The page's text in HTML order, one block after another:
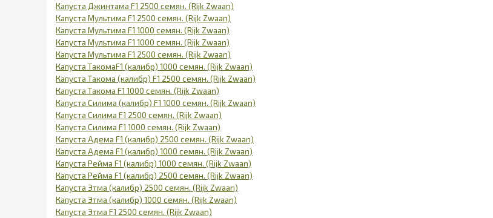
Капуста Джинтама F1 2500 семян. (Rijk Zwaan)
Капуста Мультима F1 2500 семян. (Rijk Zwaan)
Капуста Мультима F1 1000 семян. (Rijk Zwaan)
Капуста Мультима F1 1000 семян. (Rijk Zwaan)
Капуста Мультима F1 2500 семян. (Rijk Zwaan)
Капуста ТакомаF1 (калибр) 1000 семян. (Rijk Zwaan)
Капуста Такома (калибр) F1 2500 семян. (Rijk Zwaan)
Капуста Такома F1 1000 семян. (Rijk Zwaan)
Капуста Силима (калибр) F1 1000 семян. (Rijk Zwaan)
Капуста Силима F1 2500 семян. (Rijk Zwaan)
Капуста Силима F1 1000 семян. (Rijk Zwaan)
Капуста Адема F1 (калибр) 2500 семян. (Rijk Zwaan)
Капуста Адема F1 (калибр) 1000 семян. (Rijk Zwaan)
Капуста Рейма F1 (калибр) 1000 семян. (Rijk Zwaan)
Капуста Рейма F1 (калибр) 2500 семян. (Rijk Zwaan)
Капуста Этма (калибр) 2500 семян. (Rijk Zwaan)
Капуста Этма (калибр) 1000 семян. (Rijk Zwaan)
Капуста Этма F1 2500 семян. (Rijk Zwaan)